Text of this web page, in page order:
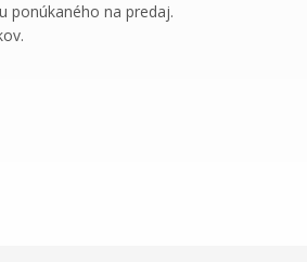
ponúkaného na predaj.